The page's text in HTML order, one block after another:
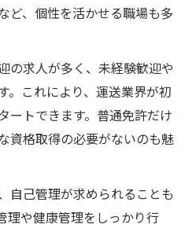
ど、個性を活かせる職場も多
の求人が多く、未経験歓迎や
。これにより、運送業界が初
ートできます。普通免許だけ
資格取得の必要がないのも魅
自己管理が求められることも
理や健康管理をしっかり行